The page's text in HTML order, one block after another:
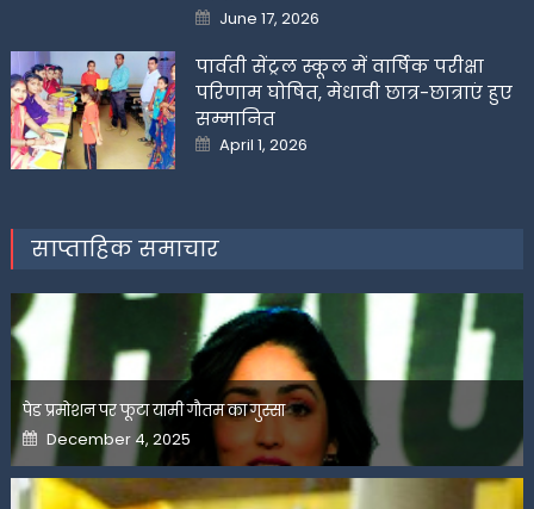
Posted
on
June 17, 2026
पार्वती सेंट्रल स्कूल में वार्षिक परीक्षा
परिणाम घोषित, मेधावी छात्र-छात्राएं हुए
सम्मानित
Posted
on
April 1, 2026
साप्ताहिक समाचार
पेड प्रमोशन पर फूटा यामी गौतम का गुस्सा
Posted
on
December 4, 2025